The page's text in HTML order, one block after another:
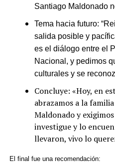
Santiago Maldonado
Tema hacia futuro:
salida posible y
es el diálogo entre el
Nacional, y pedimos
culturales y se
Concluye: «Hoy, en
abrazamos a la
Maldonado y
investigue y lo
llevaron, vivo lo
El final fue una recomendación: